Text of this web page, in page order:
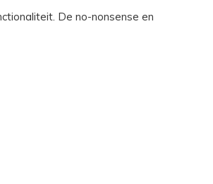
De no-nonsense en